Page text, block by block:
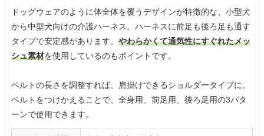
ドッグウェアのように体全体を覆うデザインが特徴的な、小型犬
から中型犬向けの介護ハーネス。ハーネスに前足も後ろ足も通す
タイプで安定感があります。 やわらかくて通気性にすぐれたメッ
シュ素材を使用しているのもポイントです。
ベルトの長さを調整すれば、肩掛けできるショルダータイプに。
ベルトをつけかえることで、全身用、前足用、後ろ足用の3パタ
ーンで使用できます。